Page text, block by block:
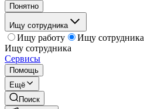
Понятно
Ищу сотрудника
Ищу работу
Ищу сотрудника
Ищу сотрудника
Сервисы
Помощь
Ещё
Поиск